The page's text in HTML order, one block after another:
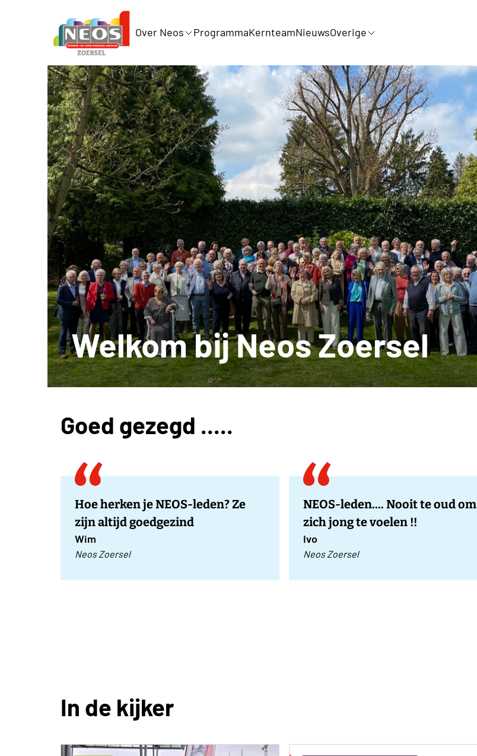
Over Neos ProgrammaKernteamNieuwsOverige
Welkom bij Neos Zoersel
Goed gezegd .....
Hoe herken je NEOS-leden? Ze
zijn altijd goedgezind
Wim
Neos Zoersel
NEOS-leden.... Nooit te oud om
zich jong te voelen !!
Ivo
Neos Zoersel
In de kijker